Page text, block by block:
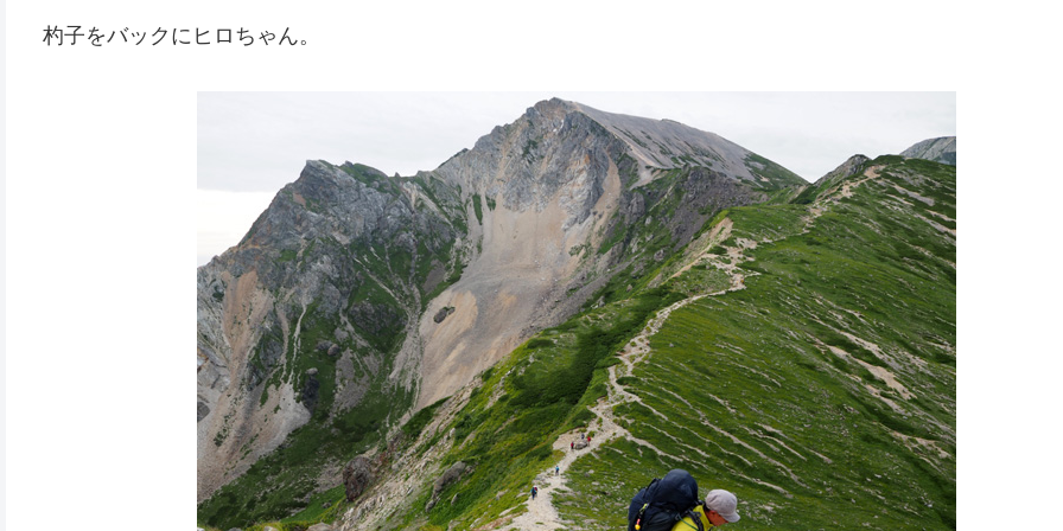
杓子をバックにヒロちゃん。